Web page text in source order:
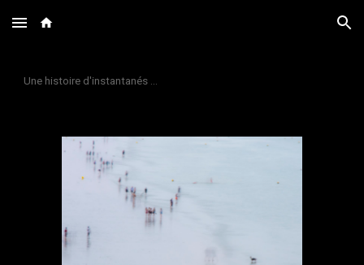
Skip to main content Skip to navigation
Une histoire d'instantanés ...